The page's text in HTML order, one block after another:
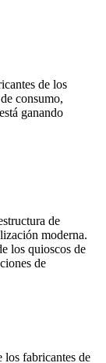
de los
consumo,
ganando
de
moderna.
los quioscos de
de
fabricantes de